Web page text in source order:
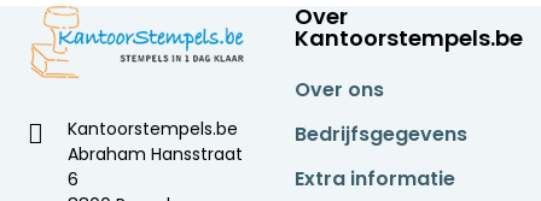
Kantoorstempels.be
Abraham Hansstraat
6
Over
Kantoorstempels.be
Over ons
Bedrijfsgegevens
Extra informatie